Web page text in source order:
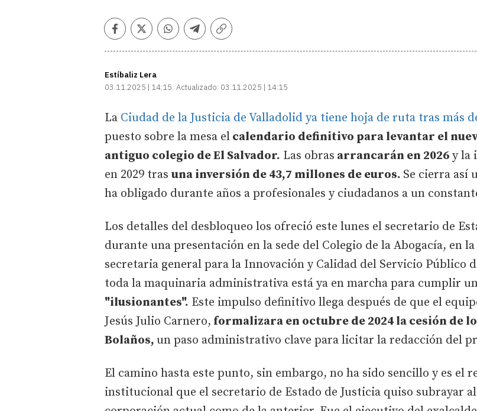
Facebook
TwitterWhatsapp
Telegram
Copiar
Estíbaliz Lera
03.11.2025 | 14:15 Actualizado: 03.11.2025 | 14:15
La Ciudad de la Justicia de Valladolid ya tiene hoja de ruta tras más
puesto sobre la mesa el calendario definitivo para levantar el
antiguo colegio de El Salvador. Las obras arrancarán en 2026 y la
en 2029 tras una inversión de 43,7 millones de euros. Se cierra así
ha obligado durante años a profesionales y ciudadanos a un
Los detalles del desbloqueo los ofreció este lunes el secretario de
durante una presentación en la sede del Colegio de la Abogacía, en
secretaria general para la Innovación y Calidad del Servicio Público
toda la maquinaria administrativa está ya en marcha para cumplir
"ilusionantes". Este impulso definitivo llega después de que el
Jesús Julio Carnero, formalizara en octubre de 2024 la cesión de
Bolaños, un paso administrativo clave para licitar la redacción del
El camino hasta este punto, sin embargo, no ha sido sencillo y es el
institucional que el secretario de Estado de Justicia quiso subrayar